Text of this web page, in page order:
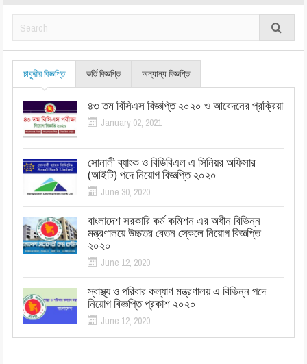
চাকুরীর বিজ্ঞপ্তি ভর্তি বিজ্ঞপ্তি অন্যান্য বিজ্ঞপ্তি
৪৩ তম বিসিএস বিজ্ঞপ্তি ২০২০ ও আবেদনের প্রক্রিয়া
January 02, 2021
সোনালী ব্যাংক ও বিডিবিএল এ সিনিয়র অফিসার
(আইটি) পদে নিয়োগ বিজ্ঞপ্তি ২০২০
June 30, 2020
বাংলাদেশ সরকারি কর্ম কমিশন এর অধীন বিভিন্ন
মন্ত্রণালয়ে উচ্চতর বেতন স্কেলে নিয়োগ বিজ্ঞপ্তি
২০২০
June 12, 2020
স্বাস্থ্য ও পরিবার কল্যাণ মন্ত্রণালয় এ বিভিন্ন পদে
নিয়োগ বিজ্ঞপ্তি প্রকাশ ২০২০
June 12, 2020